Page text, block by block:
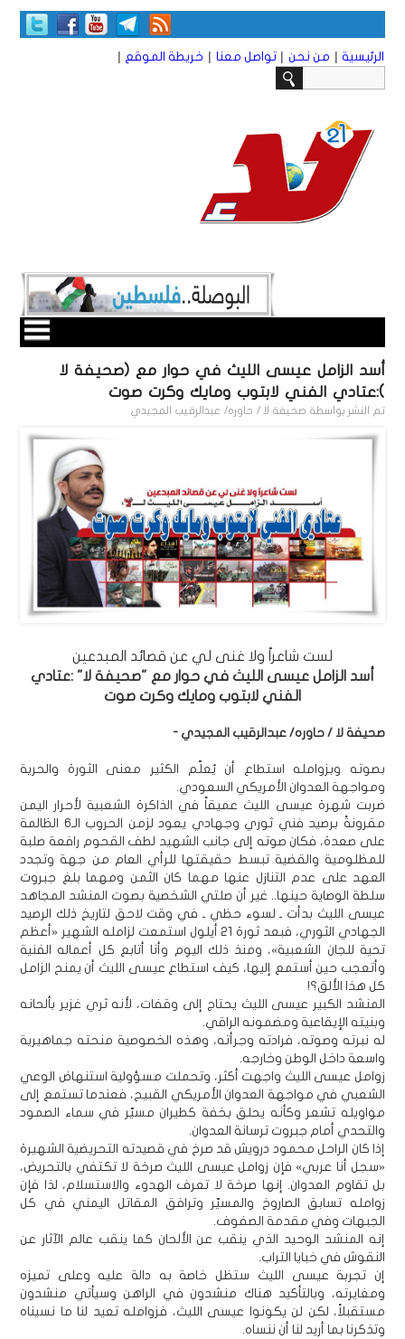
الرئيسية | من نحن | تواصل معنا | خريطة الموقع |
أسد الزامل عيسى الليث في حوار مع (صحيفة لا
):عتادي الفني لابتوب ومايك وكرت صوت
تم النشر بواسطة صحيفة لا / حاوره/ عبدالرقيب المجيدي
لست شاعراً ولا غنى لي عن قصائد المبدعين
أسد الزامل عيسى الليث في حوار مع "صحيفة لا" :عتادي
الفني لابتوب ومايك وكرت صوت
صحيفة لا / حاوره/ عبدالرقيب المجيدي -
بصوته وبزوامله استطاع أن يُعلّم الكثير معنى الثورة والحرية
ومواجهة العدوان الأمريكي السعودي.
ضربت شهرة عيسى الليث عميقاً في الذاكرة الشعبية لأحرار اليمن
مقرونةً برصيد فني ثوري وجهادي يعود لزمن الحروب الـ6 الظالمة
على صعدة، فكان صوته إلى جانب الشهيد لطف القحوم رافعة صلبة
للمظلومية والقضية تبسط حقيقتها للرأي العام من جهة وتجدد
العهد على عدم التنازل عنها مهما كان الثمن ومهما بلغ جبروت
سلطة الوصاية حينها.. غير أن صلتي الشخصية بصوت المنشد المجاهد
عيسى الليث بدأت ـ لسوء حظي ـ في وقت لاحق لتاريخ ذلك الرصيد
الجهادي الثوري، فبعد ثورة 21 أيلول استمعت لزامله الشهير «أعظم
تحية للجان الشعبية»، ومنذ ذلك اليوم وأنا أتابع كل أعماله الفنية
وأتعجب حين أستمع إليها، كيف استطاع عيسى الليث أن يمنح الزامل
كل هذا الألق؟!
المنشد الكبير عيسى الليث يحتاج إلى وقفات، لأنه ثري غزير بألحانه
وبنيته الإيقاعية ومضمونه الراقي.
له نبرته وصوته، فرادته وجرأته، وهذه الخصوصية منحته جماهيرية
واسعة داخل الوطن وخارجه.
زوامل عيسى الليث واجهت أكثر، وتحملت مسؤولية استنهاض الوعي
الشعبي في مواجهة العدوان الأمريكي القبيح، فعندما تستمع إلى
مواويله تشعر وكأنه يحلق بخفة كطيران مسيّر في سماء الصمود
والتحدي أمام جبروت ترسانة العدوان.
إذا كان الراحل محمود درويش قد صرخ في قصيدته التحريضية الشهيرة
«سجل أنا عربي» فإن زوامل عيسى الليث صرخة لا تكتفي بالتحريض،
بل تقاوم العدوان. إنها صرخة لا تعرف الهدوء والاستسلام، لذا فإن
زوامله تسابق الصاروخ والمسيّر وترافق المقاتل اليمني في كل
الجبهات وفي مقدمة الصفوف.
إنه المنشد الوحيد الذي ينقب عن الألحان كما ينقب عالم الآثار عن
النقوش في خبايا التراب.
إن تجربة عيسى الليث ستظل خاصة به دالة عليه وعلى تميزه
ومغايرته، وبالتأكيد هناك منشدون في الراهن وسيأتي منشدون
مستقبلاً، لكن لن يكونوا عيسى الليث، فزوامله تعيد لنا ما نسيناه
وتذكرنا بما أريد لنا أن ننساه.